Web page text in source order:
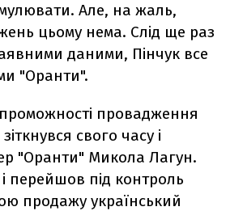
Але, на жаль,
цьому нема. Слід ще раз
даними, Пінчук все
"Оранти".
провадження
свого часу і
"Оранти" Микола Лагун.
перейшов під контроль
продажу український